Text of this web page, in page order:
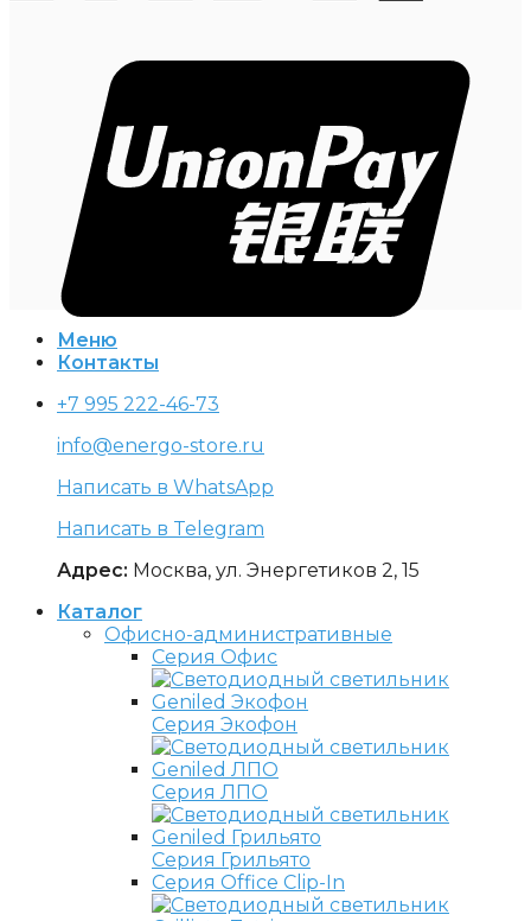
Меню
Контакты
+7 995 222-46-73
info@energo-store.ru
Написать в WhatsApp
Написать в Telegram
Адрес: Москва, ул. Энергетиков 2, 15
Каталог
Офисно-административные
Серия Офис
Серия Экофон
Серия ЛПО
Серия Грильято
Серия Office Clip-In